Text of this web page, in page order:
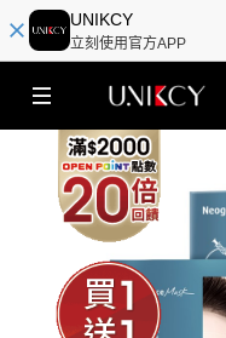
UNIKCY
立刻使用官方APP